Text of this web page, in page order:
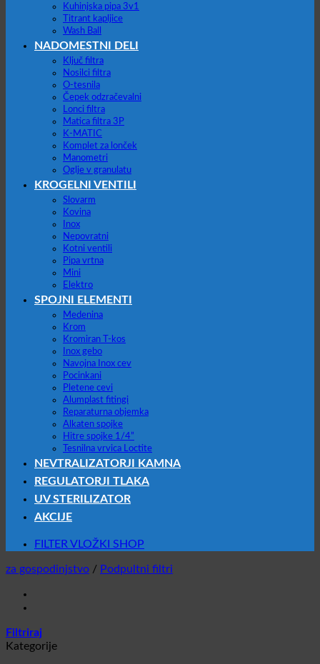
Kuhinjska pipa 3v1
Titrant kapljice
Wash Ball
NADOMESTNI DELI
Ključ filtra
Nosilci filtra
O-tesnila
Čepek odzračevalni
Lonci filtra
Matica filtra 3P
K-MATIC
Komplet za lonček
Manometri
Oglje v granulatu
KROGELNI VENTILI
Slovarm
Kovina
Inox
Nepovratni
Kotni ventili
Pipa vrtna
Mini
Elektro
SPOJNI ELEMENTI
Medenina
Krom
Kromiran T-kos
Inox gebo
Navojna Inox cev
Pocinkani
Pletene cevi
Alumplast fitingi
Reparaturna objemka
Alkaten spojke
Hitre spojke 1/4”
Tesnilna vrvica Loctite
NEVTRALIZATORJI KAMNA
REGULATORJI TLAKA
UV STERILIZATOR
AKCIJE
FILTER VLOŽKI SHOP
za gospodinjstvo / Podpultni filtri
Filtriraj
Kategorije